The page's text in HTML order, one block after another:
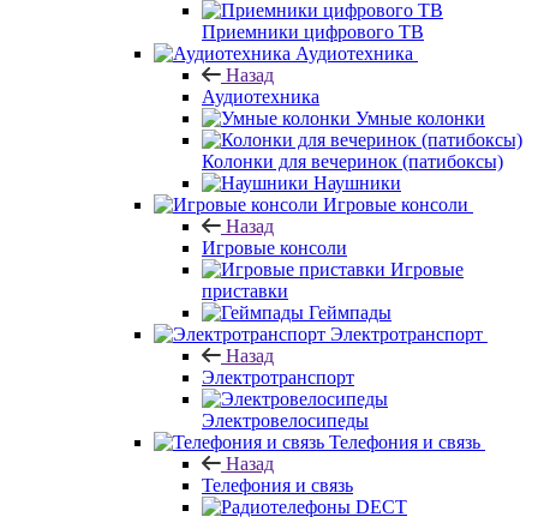
Приемники цифрового ТВ
Аудиотехника
Назад
Аудиотехника
Умные колонки
Колонки для вечеринок (патибоксы)
Наушники
Игровые консоли
Назад
Игровые консоли
Игровые
приставки
Геймпады
Электротранспорт
Назад
Электротранспорт
Электровелосипеды
Телефония и связь
Назад
Телефония и связь